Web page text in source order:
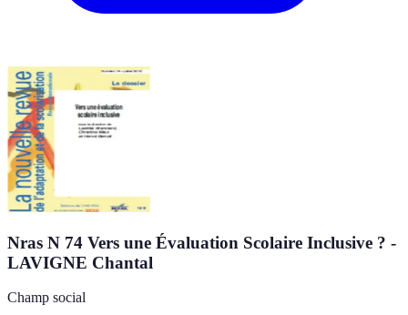
Nras N 74 Vers une Évaluation Scolaire Inclusive ? -
LAVIGNE Chantal
Champ social